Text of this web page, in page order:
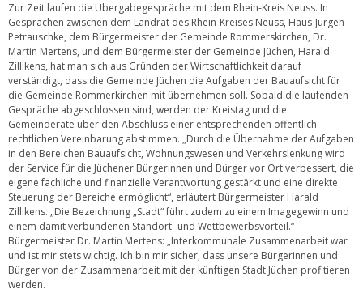
Zur Zeit laufen die Übergabegespräche mit dem Rhein-Kreis Neuss. In
Gesprächen zwischen dem Landrat des Rhein-Kreises Neuss, Haus-Jürgen
Petrauschke, dem Bürgermeister der Gemeinde Rommerskirchen, Dr.
Martin Mertens, und dem Bürgermeister der Gemeinde Jüchen, Harald
Zillikens, hat man sich aus Gründen der Wirtschaftlichkeit darauf
verständigt, dass die Gemeinde Jüchen die Aufgaben der Bauaufsicht für
die Gemeinde Rommerkirchen mit übernehmen soll. Sobald die laufenden
Gespräche abgeschlossen sind, werden der Kreistag und die
Gemeinderäte über den Abschluss einer entsprechenden öffentlich-
rechtlichen Vereinbarung abstimmen. „Durch die Übernahme der Aufgaben
in den Bereichen Bauaufsicht, Wohnungswesen und Verkehrslenkung wird
der Service für die Jüchener Bürgerinnen und Bürger vor Ort verbessert, die
eigene fachliche und finanzielle Verantwortung gestärkt und eine direkte
Steuerung der Bereiche ermöglicht“, erläutert Bürgermeister Harald
Zillikens. „Die Bezeichnung „Stadt“ führt zudem zu einem Imagegewinn und
einem damit verbundenen Standort- und Wettbewerbsvorteil.“
Bürgermeister Dr. Martin Mertens: „Interkommunale Zusammenarbeit war
und ist mir stets wichtig. Ich bin mir sicher, dass unsere Bürgerinnen und
Bürger von der Zusammenarbeit mit der künftigen Stadt Jüchen profitieren
werden.